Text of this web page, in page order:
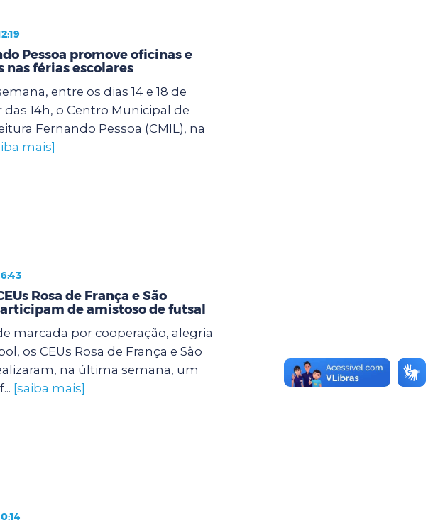
Pessoa promove oficinas e
nas férias escolares
entre os dias 14 e 18 de
14h, o Centro Municipal de
Fernando Pessoa (CMIL), na
mais]
Rosa de França e São
de amistoso de futsal
marcada por cooperação, alegria
os CEUs Rosa de França e São
na última semana, um
[saiba mais]